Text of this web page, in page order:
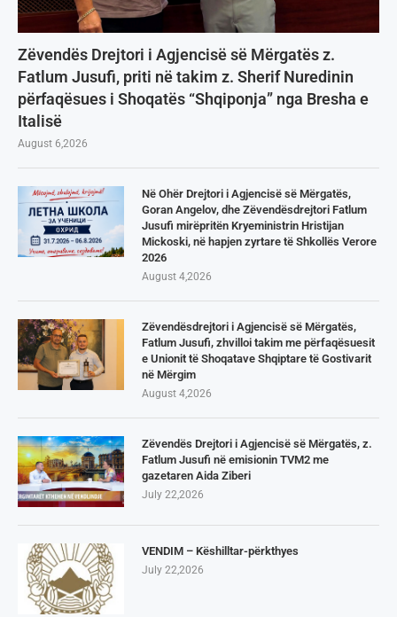
Zëvendës Drejtori i Agjencisë së Mërgatës z.
Fatlum Jusufi, priti në takim z. Sherif Nuredinin
përfaqësues i Shoqatës “Shqiponja” nga Bresha e
Italisë
August 6,2026
Në Ohër Drejtori i Agjencisë së Mërgatës,
Goran Angelov, dhe Zëvendësdrejtori Fatlum
Jusufi mirëpritën Kryeministrin Hristijan
Mickoski, në hapjen zyrtare të Shkollës Verore
2026
August 4,2026
Zëvendësdrejtori i Agjencisë së Mërgatës,
Fatlum Jusufi, zhvilloi takim me përfaqësuesit
e Unionit të Shoqatave Shqiptare të Gostivarit
në Mërgim
August 4,2026
Zëvendës Drejtori i Agjencisë së Mërgatës, z.
Fatlum Jusufi në emisionin TVM2 me
gazetaren Aida Ziberi
July 22,2026
VENDIM – Këshilltar-përkthyes
July 22,2026